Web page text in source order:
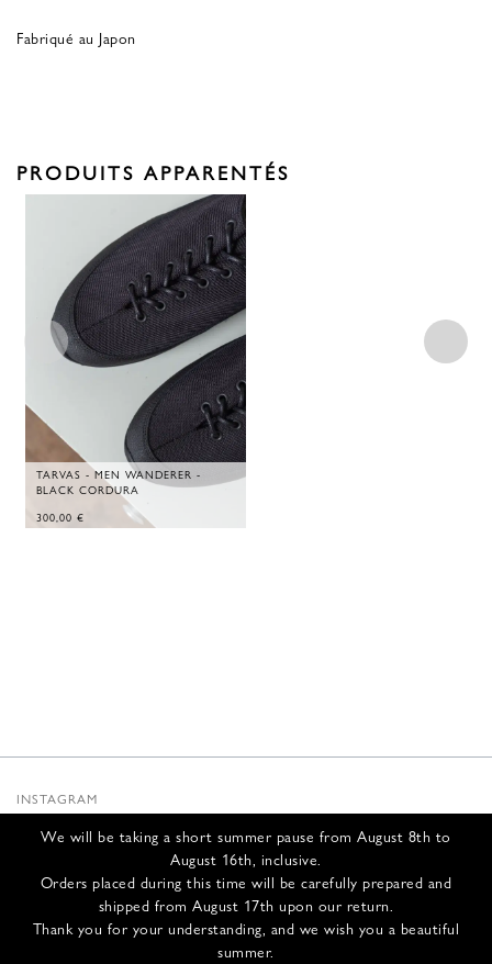
We will be taking a short summer pause from August 8th to
August 16th, inclusive.
Orders placed during this time will be carefully prepared and
shipped from August 17th upon our return.
Thank you for your understanding, and we wish you a beautiful
summer.
Fabriqué au Japon
PRODUITS APPARENTÉS
TARVAS - MEN WANDERER -
BLACK CORDURA
300,00 €
INSTAGRAM
INFOS
NOUS CONTACTER
EXPÉDITION ET RETOURS